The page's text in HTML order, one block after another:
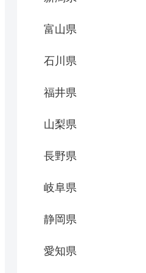
富山県
石川県
福井県
山梨県
長野県
岐阜県
静岡県
愛知県